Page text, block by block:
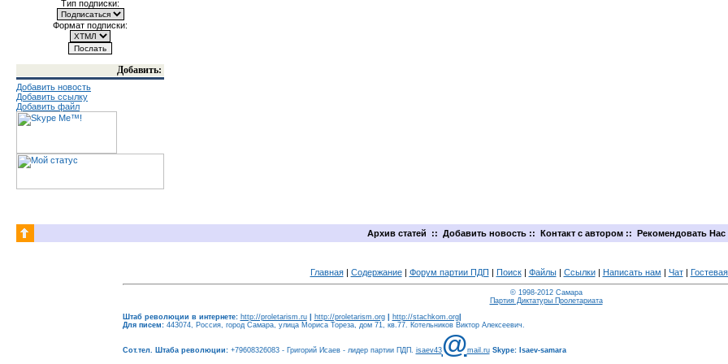
Тип подписки:
Формат подписки:
Добавить:
Добавить новость
Добавить ссылку
Добавить файл
Архив статей :: Добавить новость :: Контакт с автором :: Рекомендовать Нас
Главная| Содержание| Форум партии ПДП | Поиск| Файлы| Ссылки| Написать нам | Чат|
© 1998-2012 Самара
Партия Диктатуры Пролетариата
Штаб революции в интернете: http://proletarism.ru| http://proletarism.org| http://stachkom.org|
Для писем:443074, Россия, город Самара, улица Мориса Тореза, дом 71, кв.77. Котельников Виктор Алексеевич.
Сот.тел. Штаба революции: +79608326083 - Григорий Исаев - лидер партии ПДП. isaev43@mail.ruSkype: Isaev-samara